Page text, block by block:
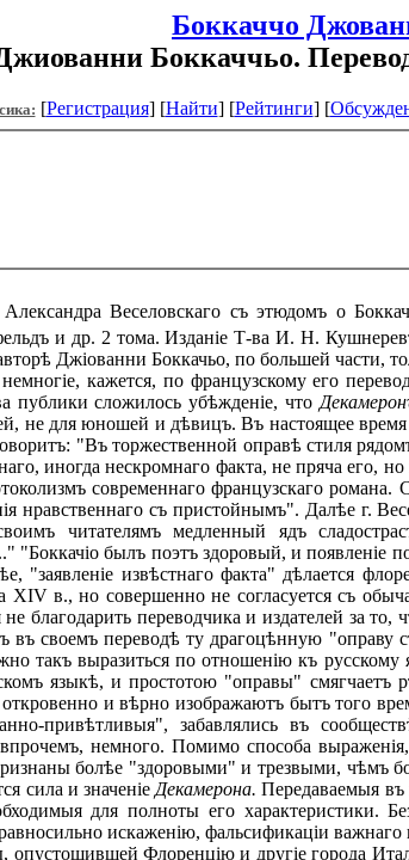
Боккаччо
Боккаччьо.
[Регистрация] [Найти] [Рейтинги] [
Веселовскаго съ этюдомъ о
и др. 2 тома. Изданіе Т-ва И. Н.
Джіованни Боккачьо, по большей части,
кажется, по французскому его
публики сложилось убѣжденіе, что
не для юношей и дѣвицъ. Въ настоящее
"Въ торжественной оправѣ стиля
иногда нескромнаго факта, не пряча его,
современнаго французскаго романа.
нравственнаго съ пристойнымъ". Далѣе г.
читателямъ медленный ядъ
"Боккачіо былъ поэтъ здоровый, и
"заявленіе извѣстнаго факта" дѣлается
XIV в., но совершенно не согласуется съ
благодарить переводчика и издателей за
своемъ переводѣ ту драгоцѣнную "оправу
такъ выразиться по отношенію къ
языкѣ, и простотою "оправы"
и вѣрно изображаютъ бытъ того
привѣтливыя", забавлялись въ
впрочемъ, немного. Помимо способа
болѣе "здоровыми" и трезвыми, чѣмъ
сила и значеніе Декамерона. Передаваемыя въ
для полноты его характеристики.
искаженію, фальсификаціи
Флоренцію и другіе города